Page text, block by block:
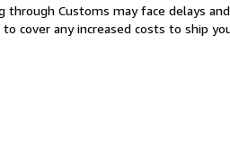
Customs may face delays
cover any increased costs to ship